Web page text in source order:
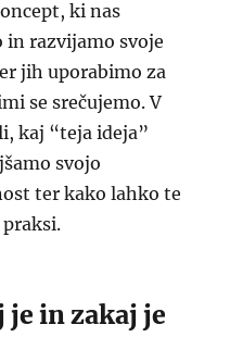
ki nas
in razvijamo svoje
jih uporabimo za
se srečujemo. V
kaj “teja ideja”
svojo
ter kako lahko te
je in zakaj je